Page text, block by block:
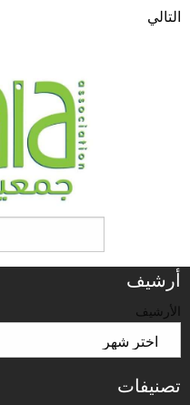
التالي
أرشيف
الأرشيف
تصنيفات